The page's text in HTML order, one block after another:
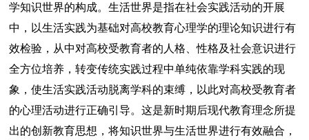
学知识世界的构成。生活世界是指在社会实践活动的开展
中，以生活实践为基础对高校教育心理学的理论知识进行有
效检验，从中对高校受教育者的人格、性格及社会意识进行
全方位培养，转变传统实践过程中单纯依靠学科实践的现
象，使生活实践活动脱离学科的束缚，以此对高校受教育者
的心理活动进行正确引导。这是新时期后现代教育理念所提
出的创新教育思想，将知识世界与生活世界进行有效融合，